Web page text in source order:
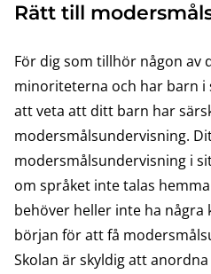
Rätt till
För dig som tillhör någon av
minoriteterna och har barn i
att veta att ditt barn har
modersmålsundervisning.
modersmålsundervisning i
om språket inte talas
behöver heller inte ha några
början för att få
Skolan är skyldig att anordna